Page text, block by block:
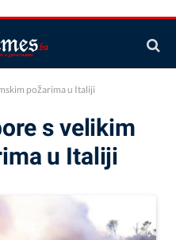
požarima u Italiji
s velikim
u Italiji